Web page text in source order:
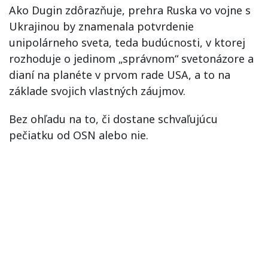
Ako Dugin zdôrazňuje, prehra Ruska vo vojne s
Ukrajinou by znamenala potvrdenie
unipolárneho sveta, teda budúcnosti, v ktorej
rozhoduje o jedinom „správnom“ svetonázore a
dianí na planéte v prvom rade USA, a to na
základe svojich vlastných záujmov.
Bez ohľadu na to, či dostane schvaľujúcu
pečiatku od OSN alebo nie.